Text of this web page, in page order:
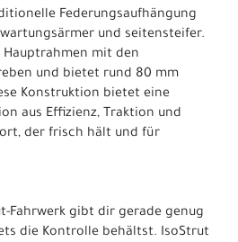
Federungsaufhängung
und seitensteifer.
mit den
und bietet rund 80 mm
Konstruktion bietet eine
aus Effizienz, Traktion und
der frisch hält und für
Fahrwerk gibt dir gerade genug
die Kontrolle behältst. IsoStrut